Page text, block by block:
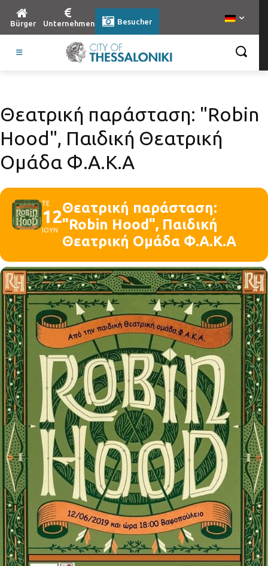
Bürger Unternehmen Besucher
Θεατρική παράσταση: "Robin
Hood", Παιδική Θεατρική
Ομάδα Φ.Α.Κ.Α
ΤΕ
12
ΙΟΥΝ
Θεατρική παράσταση:
"Robin Hood", Παιδική
Θεατρική Ομάδα Φ.Α.Κ.Α